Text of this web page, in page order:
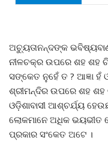
ଅଚ୍ୟୁତାନନ୍ଦଙ୍କ
ନୀଳଚକ୍ର ଉପରେ ଶହ ଶହ
ସଙ୍କେତ ନୁହେଁ ତ ? ଆଜ୍ଞା
ଶ୍ରୀମନ୍ଦିର ଉପରେ ଶହ ଶହ
ଓଡ଼ିଶାବାସୀ ଆଶ୍ଚର୍ଯ୍ୟ
ଲୋକମାନେ ଅଧିକ ଭୟଭୀତ
ପ୍ରକାର ସଂକେତ ଅଟେ ।